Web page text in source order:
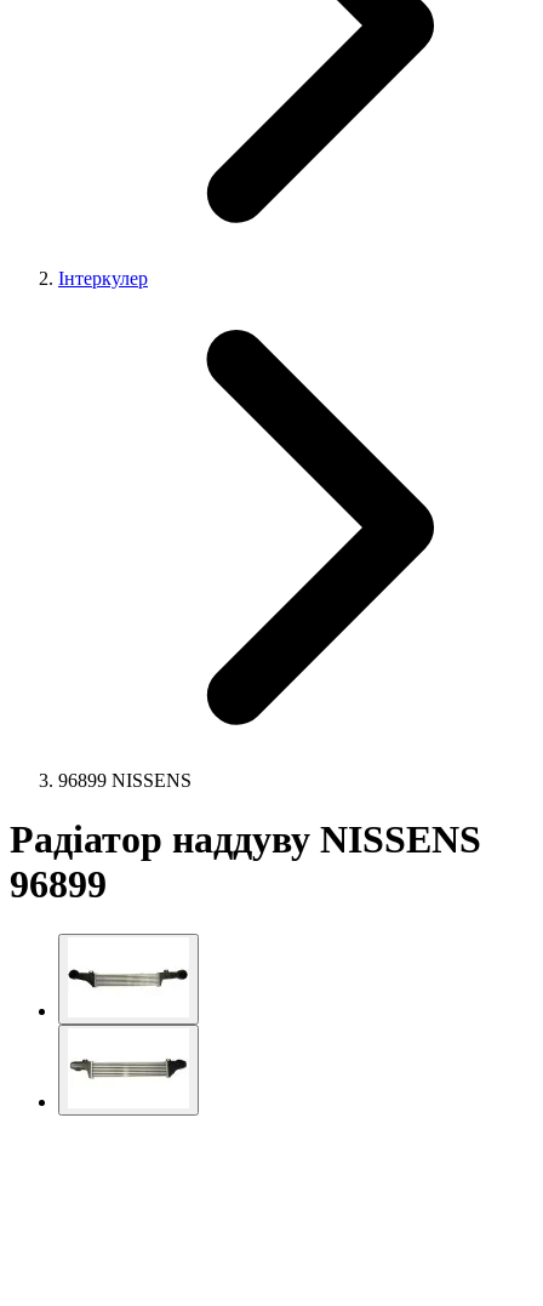
Інтеркулер
96899 NISSENS
Радіатор наддуву NISSENS
96899